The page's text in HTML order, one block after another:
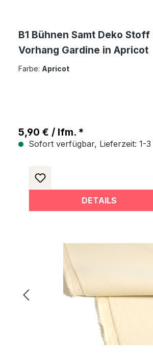
B1 Bühnen Samt Deko
Vorhang Gardine in Apricot
Farbe: Apricot
5,90 € / lfm. *
Sofort verfügbar, Lieferzeit: 1-3
DETAILS